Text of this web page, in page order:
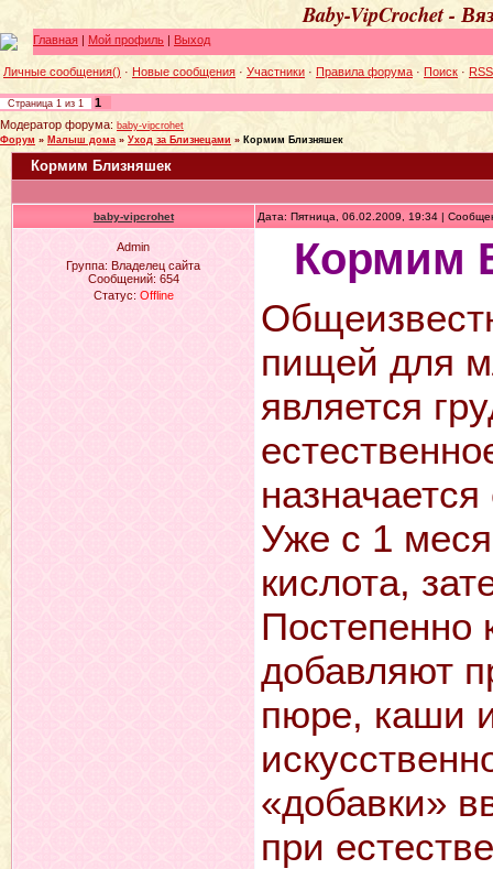
Baby-VipCrochet -
Главная | Мой профиль | Выход
Личные сообщения() · Новые сообщения · Участники · Правила форума · Поиск · RSS
Страница 1 из 1
1
Модератор форума: baby-vipcrohet
Форум » Малыш дома » Уход за Близнецами » Кормим Близняшек
Кормим Близняшек
baby-vipcrohet Дата: Пятница, 06.02.2009, 19:34 |
Admin
Группа: Владелец сайта
Сообщений: 654
Статус: Offline
Кормим
пищей для
является
Уже с 1
кислота,
Постепенно
добавляют
пюре, каши
«добавки»
при